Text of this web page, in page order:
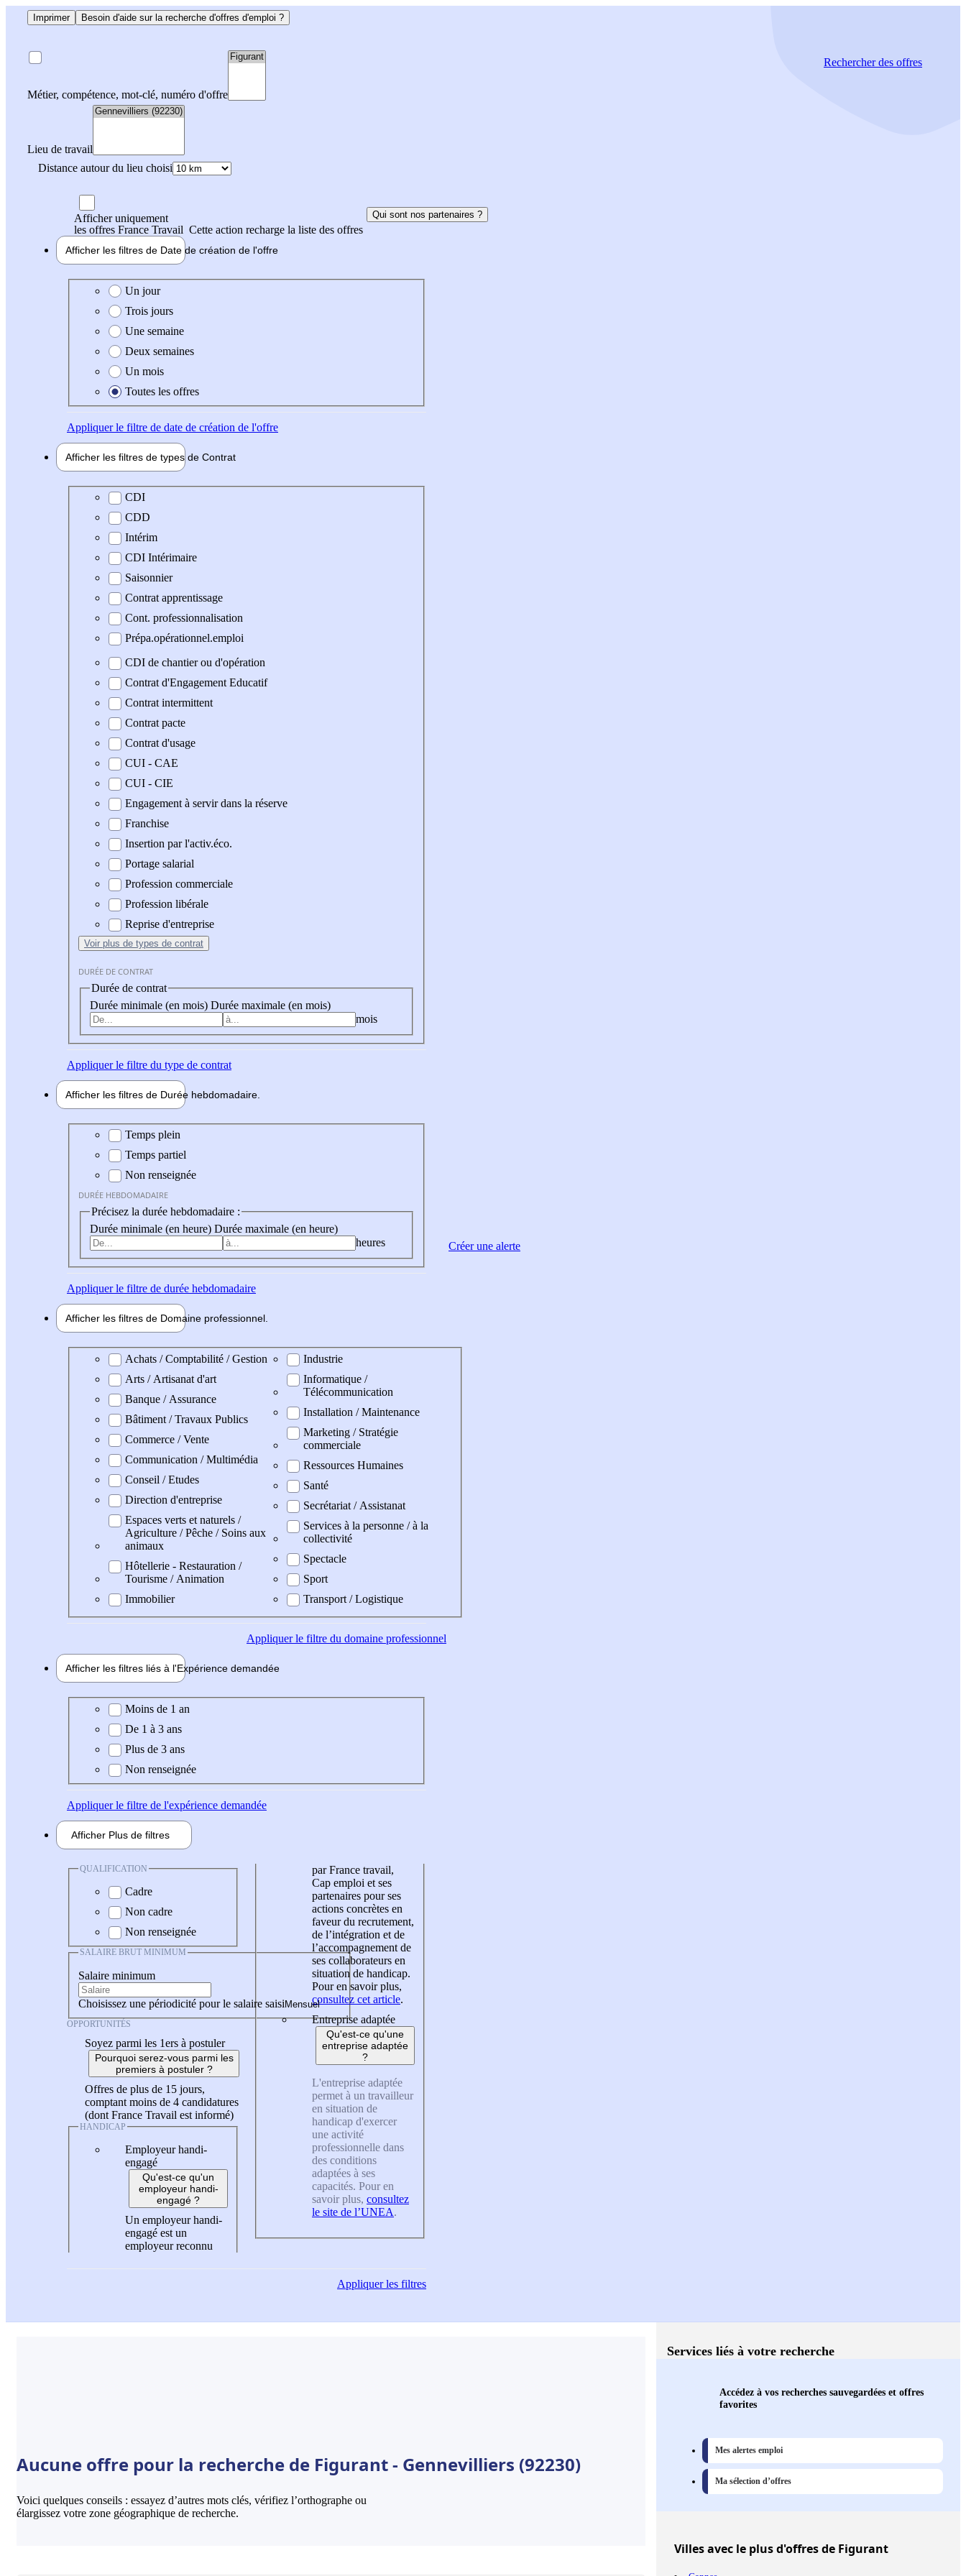
Imprimer Besoin d'aide sur la recherche d'offres d'emploi ?
Métier, compétence, mot-clé, numéro d'offre
Lieu de travail
Distance autour du lieu choisi
Rechercherdes offres
Afficher uniquement
les offres France Travail Cette action recharge la liste des offres
Qui sont nos partenaires ?
Afficher les filtres de Date de création de l'offre
Date de création de l'offre
Un jour
Trois jours
Une semaine
Deux semaines
Un mois
Toutes les offres
Appliquerle filtre de date de création de l'offre
Afficher les filtres de types de Contrat
Type de contrat
CDI
CDD
Intérim
CDI Intérimaire
Saisonnier
Contrat apprentissage
Cont. professionnalisation
Prépa.opérationnel.emploi
CDI de chantier ou d'opération
Contrat d'Engagement Educatif
Contrat intermittent
Contrat pacte
Contrat d'usage
CUI - CAE
CUI - CIE
Engagement à servir dans la réserve
Franchise
Insertion par l'activ.éco.
Portage salarial
Profession commerciale
Profession libérale
Reprise d'entreprise
Voir plus de types de contrat
DURÉE DE CONTRAT
Durée de contrat
Durée minimale (en mois) Durée maximale (en mois)
mois
Appliquerle filtre du type de contrat
Afficher les filtres de Durée hebdomadaire
Durée hebdomadaire
Temps plein
Temps partiel
Non renseignée
DURÉE HEBDOMADAIRE
Précisez la durée hebdomadaire :
Durée minimale (en heure) Durée maximale (en heure)
heures
Appliquerle filtre de durée hebdomadaire
Afficher les filtres de Domaine professionnel
Domaine professionel
Achats / Comptabilité / Gestion
Arts / Artisanat d'art
Banque / Assurance
Bâtiment / Travaux Publics
Commerce / Vente
Communication / Multimédia
Conseil / Etudes
Direction d'entreprise
Espaces verts et naturels /
Agriculture / Pêche / Soins aux
animaux
Hôtellerie - Restauration /
Tourisme / Animation
Immobilier
Industrie
Informatique /
Télécommunication
Installation / Maintenance
Marketing / Stratégie
commerciale
Ressources Humaines
Santé
Secrétariat / Assistanat
Services à la personne / à la
collectivité
Spectacle
Sport
Transport / Logistique
Appliquerle filtre du domaine professionnel
Afficher les filtres liés à l'Expérience demandée
Expérience demandée
Moins de 1 an
De 1 à 3 ans
Plus de 3 ans
Non renseignée
Appliquerle filtre de l'expérience demandée
Afficher Plus de filtres
QUALIFICATION
Cadre
Non cadre
Non renseignée
SALAIRE BRUT MINIMUM
Salaire minimum
Choisissez une périodicité pour le salaire saisi
OPPORTUNITÉS
Soyez parmi les 1ers à postuler
Pourquoi serez-vous parmi les
premiers à postuler ?
Offres de plus de 15 jours,
comptant moins de 4 candidatures
(dont France Travail est informé)
HANDICAP
Employeur handi-
engagé
Qu'est-ce qu'un
employeur handi-
engagé ?
Un employeur handi-
engagé est un
employeur reconnu
par France travail,
Cap emploi et ses
partenaires pour ses
actions concrètes en
faveur du recrutement,
de l’intégration et de
l’accompagnement de
ses collaborateurs en
situation de handicap.
Pour en savoir plus,
consultez cet article.
Entreprise adaptée
Qu'est-ce qu'une
entreprise adaptée
?
L'entreprise adaptée
permet à un travailleur
en situation de
handicap d'exercer
une activité
professionnelle dans
des conditions
adaptées à ses
capacités. Pour en
savoir plus, consultez
le site de l’UNEA.
Appliquerles filtres
Créer une alerte
Aucune offre pour la recherche de Figurant - Gennevilliers (92230)
Voici quelques conseils : essayez d’autres mots clés, vérifiez l’orthographe ou
élargissez votre zone géographique de recherche.
Services liés à votre recherche
Accédez à vos recherches sauvegardées et offres
favorites
Mes alertes emploi
Ma sélection d’offres
Villesavec le plus d'offres de Figurant